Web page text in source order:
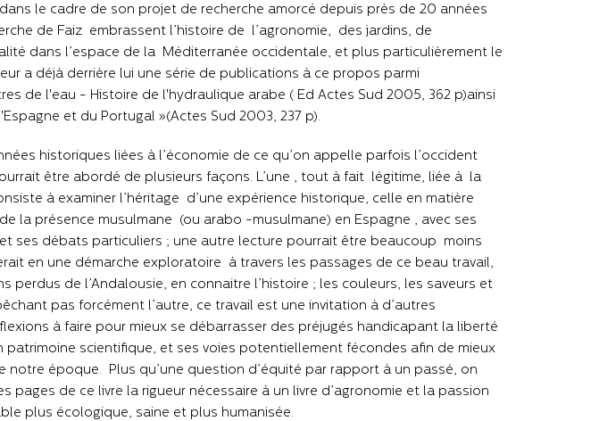
le cadre de son projet de recherche amorcé depuis près de 20 années
de Faiz embrassent l’histoire de l’agronomie, des jardins, de
dans l’espace de la Méditerranée occidentale, et plus particulièrement le
a déjà derrière lui une série de publications à ce propos parmi
de l'eau - Histoire de l'hydraulique arabe ( Ed Actes Sud 2005, 362 p)ainsi
et du Portugal »(Actes Sud 2003, 237 p).
historiques liées à l’économie de ce qu’on appelle parfois l’occident
être abordé de plusieurs façons. L’une , tout à fait légitime, liée à la
à examiner l’héritage d’une expérience historique, celle en matière
la présence musulmane (ou arabo -musulmane) en Espagne , avec ses
ses débats particuliers ; une autre lecture pourrait être beaucoup moins
en une démarche exploratoire à travers les passages de ce beau travail,
perdus de l’Andalousie, en connaitre l’histoire ; les couleurs, les saveurs et
pas forcément l’autre, ce travail est une invitation à d’autres
à faire pour mieux se débarrasser des préjugés handicapant la liberté
patrimoine scientifique, et ses voies potentiellement fécondes afin de mieux
notre époque. Plus qu’une question d’équité par rapport à un passé, on
pages de ce livre la rigueur nécessaire à un livre d’agronomie et la passion
plus écologique, saine et plus humanisée.